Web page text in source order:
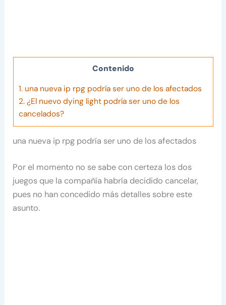
Contenido
1.una nueva ip rpg podría ser uno de los afectados
2.¿El nuevo dying light podría ser uno de los
cancelados?
una nueva ip rpg podría ser uno de los afectados
Por el momento no se sabe con certeza los dos
juegos que la compañía habría decidido cancelar,
pues no han concedido más detalles sobre este
asunto.